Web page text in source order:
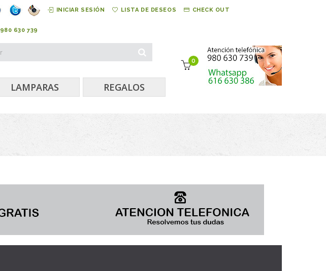
INICIAR SESIÓN LISTA DE DESEOS CHECK OUT
980 630 739
0
LAMPARAS REGALOS